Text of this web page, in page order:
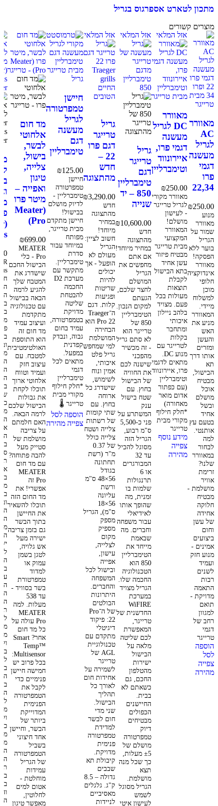
מתכון לטארט אספרגוס בגריל
מוצרים קשורים
מאוורר
AC
לגריל
מעשנה
דגמי
פרו
22,34
₪250.00
מנוע
מאוורר
שמור על
הגריל
בוער ללא
הפסקה!
מאוורר
אינדוקציה
חלופי
מוכן
למשלוח
מיידי.
המאוורר
מניע את
האש
והעשן
ומזרים
אותו דרך
תא
הבישול,
מבטיח
אוכל
מושלם
ובשל
אחיד
בטעם עץ
אותנטי.
למה
לבחור
במאוורר
שלנו?
זרימת
אוויר
מושלמת -
מבטיח
חלוקה
אחידה
של עשן
וחום
ביצועים
אמינים -
מנוע חזק
ועמיד
לשנים
רבות
התאמה
מדויקת -
תואם
למגוון
רחב של
דגמי
טרייגר
הוספה
לסל
צפייה
מהירה
אזל המלאי
מאוורר
DC לגריל
מעשנה
דגמי פרו,
איירונווד
וטימברליין
₪250.00
מאוורר מקורי
לגריל טרייגר
- לעישון
מושלם!
המאוורר
המקצועי
מבית טרייגר
מבטיח פיזור
עשן אחיד
בתא הבישול
לקבלת
תוצאות
מעולות בכל
פעם. מצויד
בלהב ניילון
איכותי
ומתחבר
בקלות
לטרייגר עם
מנוע DC.
מתאים לדגמי
פרו, איירונווד
וטימברליין
(עם כפתור
אדום מואר
מאחורה)
*חלק חילוף
מקורי מבית
טרייגר
מידע נוסף
צפייה
מהירה
אזל המלאי
גריל
טרייגר
דגם
טימברליין
850 – יד
שנייה
₪10,600.00
חדש
מהתצוגה
במחיר מיוחד!
אם אתם
מחפשים את
הגריל
המושלם
לחצר שלכם,
הגעתם
למקום הנכון.
הטימברליין
850 של
טרייגר הוא
לא סתם גריל
- זה מכשיר
מהפכני
שישנה לכם
את החוויה
של הבישול
בחוץ. עם
שטח בישול
ענק
המשתרע על
פני כ-5,500
ס"מ רבוע,
הגריל הזה
מסוגל להכיל
עד 32
המבורגרים
או 6
תרנגולות
שלמות בו
זמנית, מה
שהופך אותו
לאידיאלי
עבור משפחה
וחברים. מה
שבאמת
מייחד את
הטימברליין
850 הוא
הטכנולוגיה
החכמה שלו.
הגריל מצויד
במערכת
WiFIRE
החדשנית של
טרייגר,
המאפשרת
לכם שליטה
מלאה על
הבישול
ישירות
מהטלפון
החכם, גם
כשאתם לא
בבית.
החיישנים
הכפולים
מבטיחים
דיוק
טמפרטורה
מושלם של
±5 מעלות,
כך שכל מנה
תצא
מושלמת.
הגריל מסוגל
לשמש
לעישון איטי
אזל המלאי
גריל
טרייגר
דגם פרו
22 –
חדש
מהתצוגה
₪3,290.00
חדש
מהתצוגה
במחיר
מיוחד!
חשוב לציין:
הגריל
מעולם לא
הופעל - אך
יכולים
להיות
שריטות
ופגיעות
קלות. דגם
ה־Traeger
Pro 22 הוא
הבחירה
המושלמת
למי שמחפש
גריל פלט
איכותי,
אמין ונוח
לשימוש,
שישדרג כל
ארוחה
בחוץ. עם
שתי קומות
של רשתות
צלייה ושטח
צלייה כולל
של 0.37
מ"ר (רשת
תחתונה
בגודל
56×48 ס"מ
ורשת
עליונה
56×18
ס"מ), הגריל
מספק
מספיק
מקום
לצלייה,
עישון,
אפייה
ובישול לכל
המשפחה
והחברים.
היתרונות
הבולטים
של ה־Pro
22: פיקוד
דיגיטלי
מתקדם עם
טכנולוגיית
AGL של
טרייגר
לשמירה על
אחידות חום
לאורך כל
תהליך
הבישול.
שני מדי
חום לבשר
למדידת
טמפרטורה
פנימית
מדויקת.
קיבולת תא
שבבים
גדולה – 8.5
ק"ג. גלגלים
מאסיביים
לניידות
חיישן
טמפרטורה
לגריל
מעשנה
דגם
טימברליין
₪125.00
חיישן
טמפרטורה
טימברליין -
לדיוק מושלם
בבישול!
חיישן מתקדם
מבית טרייגר,
מפותח
במיוחד עבור
סדרת
טימברליין.
מתקשר עם
מערכת D2
החכמה
להבטחת
שליטה
מדויקת
בטמפרטורה,
עמיד בחום
גבוה, ונבדק
קפדנית
במפעל.
מתאים לכל
דגמי
טימברליין
*חלק חילוף
מקורי מבית
טרייגר 🌡️
הוספה לסל
צפייה מהירה
מד חום
אלחוטי
לבשר,
בישול,
צלייה,
טיגון
ואפייה –
מיטר פרו
(Meater
Pro)
₪699.00
MEATER
Pro - כלי
הבישול החכם
שישדרג את
המטבח שלך
להגיע לרמה
הבאה בבישול
עם טכנולוגיה
מתקדמת
ועיצוב עמיד
מד חום זה
הוא התוספת
האולטימטיבית
למטבח. עם
עיצוב חזק
ועמיד וטווח
אלחוטי ארוך
תוכלו לקחת
את גבולות
הבישול שלכם
לרמה הבאה.
האם חלמתם
על צריבה
מושלמת של
סטייק מעל
להבה פתוחה?
עם מד חום
MEATER
Pro זה
אפשרי! את
מד החום הזה
תוכלו להשאיר
את החיישן
בתוך הבשר
גם בזמן צריבה
ישירה מעל
אש גלויה,
לטגן בשמן
עמוק או
למדוד
טמפרטורת
בשר בסוויד -
עד 538
מעלות. למה
MEATER
Pro עולה על
כל מד חום
אחר? Smart
Temp™
Multisensor:
בכל פרוב יש
חמישה חיישן
פנימיים כדי
לקבל את
הטמפרטורה
הפנימית
המדוייקת
ביותר של
הבשר, וחיישן
אחד חיצוני
בשביל
הטמפרטורה
של הגריל
עמידות
מוחלטת -
אטום למים
לחלוטין,
מאפשר טיגון